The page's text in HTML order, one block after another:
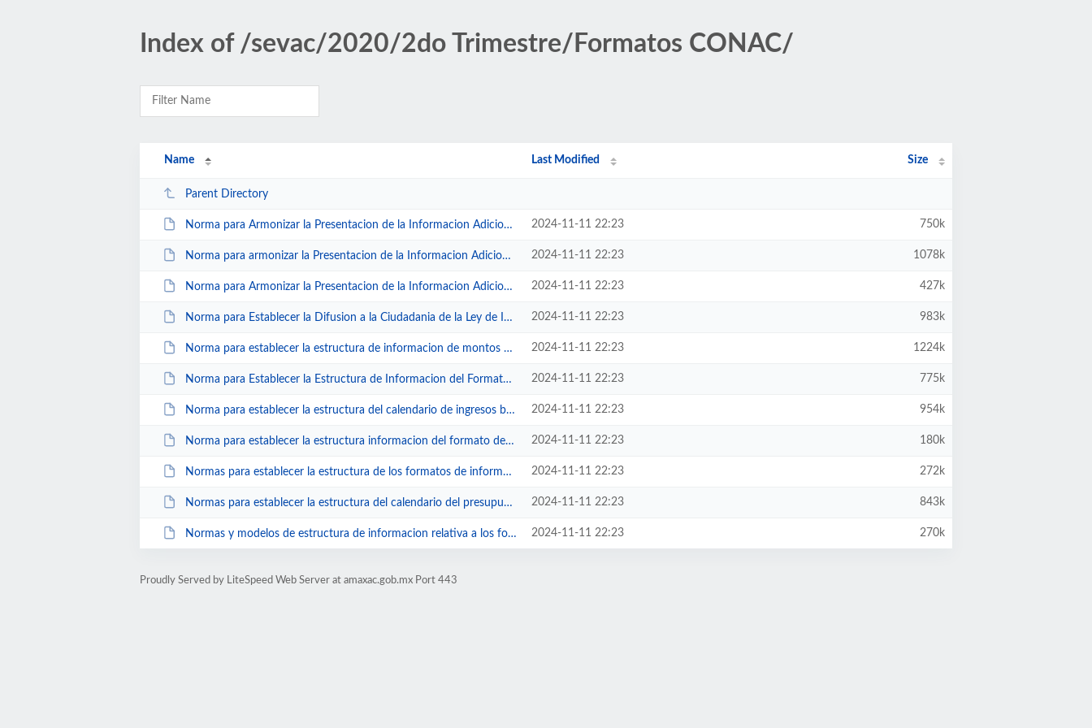
Index of /sevac/2020/2do Trimestre/Formatos CONAC/
Name Last Modified Size
Parent Directory
Norma para Armonizar la Presentacion de la Informacion Adicional a la Iniciat... 2024-11-11 22:23 750k
Norma para armonizar la Presentacion de la Informacion Adicional del Proyecto... 2024-11-11 22:23 1078k
Norma para Armonizar la Presentacion de la Informacion Adicional del Proyecto... 2024-11-11 22:23 427k
Norma para Establecer la Difusion a la Ciudadania de la Ley de Ingresos y del... 2024-11-11 22:23 983k
Norma para establecer la estructura de informacion de montos por ayudas y sub... 2024-11-11 22:23 1224k
Norma para Establecer la Estructura de Informacion del Formato del Ejercicio ... 2024-11-11 22:23 775k
Norma para establecer la estructura del calendario de ingresos base mensual.pdf 2024-11-11 22:23 954k
Norma para establecer la estructura informacion del formato de Programas con ... 2024-11-11 22:23 180k
Normas para establecer la estructura de los formatos de informacion de obliga... 2024-11-11 22:23 272k
Normas para establecer la estructura del calendario del presupuesto de egreso... 2024-11-11 22:23 843k
Normas y modelos de estructura de informacion relativa a los fondos de ayuda ... 2024-11-11 22:23 270k
Proudly Served by LiteSpeed Web Server at amaxac.gob.mx Port 443